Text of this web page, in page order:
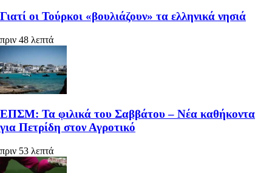
Γιατί οι Τούρκοι «βουλιάζουν» τα ελληνικά νησιά
πριν 48 λεπτά
ΕΠΣΜ: Τα φιλικά του Σαββάτου – Νέα καθήκοντα
για Πετρίδη στον Αγροτικό
πριν 53 λεπτά